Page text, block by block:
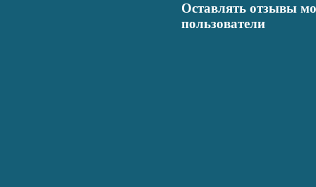
Оставлять отзывы
пользователи